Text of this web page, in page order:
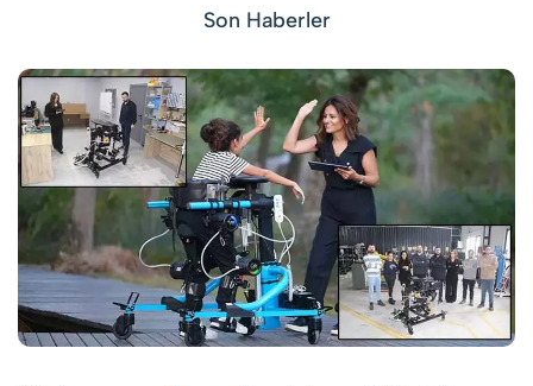
Son Haberler